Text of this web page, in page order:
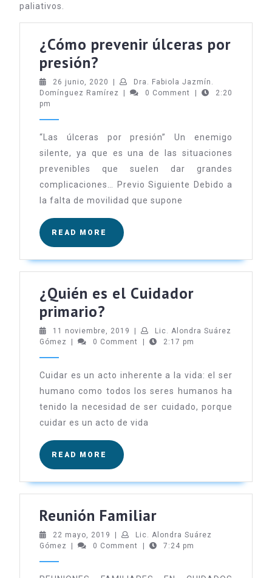
paliativos.
¿Cómo prevenir úlceras por
presión?
prevenir
úlceras
presión?
26 junio, 2020 26
junio,
|
Dra. Fabiola Jazmín.
Domínguez Ramírez Dra.
Ramírez
| 0 Comment |
2:20
pm
“Las úlceras por presión” Un enemigo
silente, ya que es una de las situaciones
prevenibles que suelen dar grandes
complicaciones… Previo Siguiente Debido a
la falta de movilidad que supone
READ MORE
READ
MORE
¿Quién es el Cuidador
primario?
es
el
primario?
11 noviembre, 2019 11
noviembre,
Lic. Alondra Suárez
Gómez Lic.
Gómez
0 Comment 2:17 pm
Cuidar es un acto inherente a la vida: el ser
humano como todos los seres humanos ha
tenido la necesidad de ser cuidado, porque
cuidar es un acto de vida
READ MORE
READ
MORE
Reunión FamiliarReunión
Familiar
22 mayo, 2019 22
mayo,
Lic. Alondra Suárez
Gómez Lic.
0 Comment 7:24 pm